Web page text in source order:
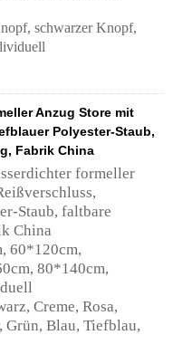
schwarzer Knopf,
Anzug Store mit
Polyester-Staub,
Fabrik China
formeller
Staub, faltbare
China
60*120cm,
80*140cm,
Creme, Rosa,
Grün, Blau, Tiefblau,